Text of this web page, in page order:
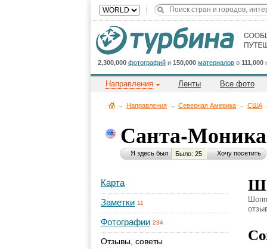
2,300,000 фотографий и 150,000 материалов о 111,000
Направления Ленты Все фото
→ Направления → Северная Америка → CША
Санта-
Я здесь был Было: 25 Хочу посетить
Карта
Заметки 11
Фотографии 234
Отзывы, советы